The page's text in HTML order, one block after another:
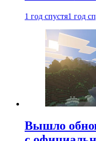
1 год спустя1 год
Вышло